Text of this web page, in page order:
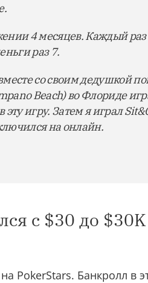
4 месяцев. Каждый раз
раз 7.
со своим дедушкой
Beach) во Флориде
игру. Затем я играл
на онлайн.
с $30 до
PokerStars. Банкролл в